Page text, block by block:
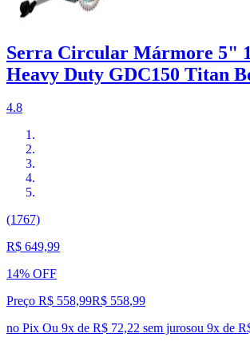
Serra Circular Mármore 5"
Heavy Duty GDC150 Titan
4.8
(1767)
R$ 649,99
14% OFF
Preço R$ 558,99R$ 558,99
no Pix Ou 9x de R$ 72,22 sem jurosou 9x de